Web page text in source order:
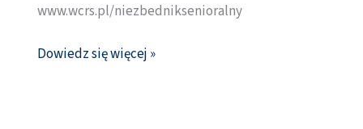
www.wcrs.pl/niezbedniksenioralny
Dowiedz się więcej »